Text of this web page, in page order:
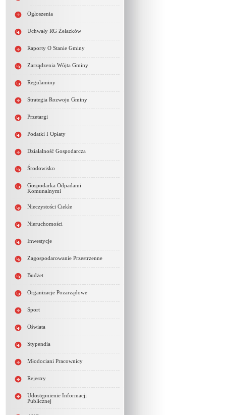
Ogłoszenia
Uchwały RG Żelazków
Raporty O Stanie Gminy
Zarządzenia Wójta Gminy
Regulaminy
Strategia Rozwoju Gminy
Przetargi
Podatki I Opłaty
Działalność Gospodarcza
Środowisko
Gospodarka Odpadami
Komunalnymi
Nieczystości Ciekłe
Nieruchomości
Inwestycje
Zagospodarowanie Przestrzenne
Budżet
Organizacje Pozarządowe
Sport
Oświata
Stypendia
Młodociani Pracownicy
Rejestry
Udostępnienie Informacji
Publicznej